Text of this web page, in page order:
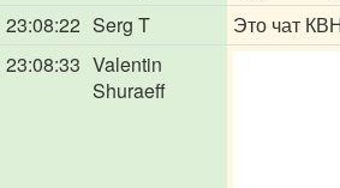
23:08:22 Serg T
Это чат
23:08:33 Valentin
Shuraeff